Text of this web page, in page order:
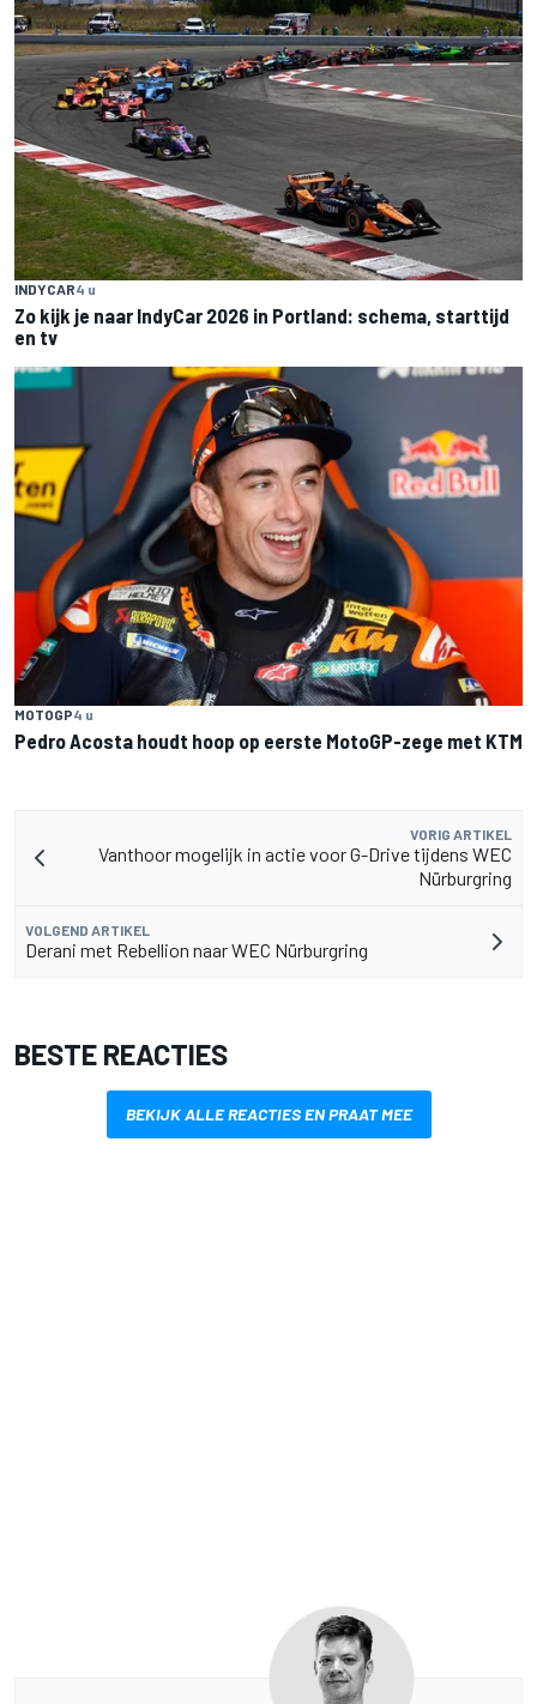
INDYCAR4 u
Zo kijk je naar IndyCar 2026 in Portland: schema, starttijd
en tv
MOTOGP4 u
Pedro Acosta houdt hoop op eerste MotoGP-zege met KTM
VORIG ARTIKEL
Vanthoor mogelijk in actie voor G-Drive tijdens WEC
Nürburgring
VOLGEND ARTIKEL
Derani met Rebellion naar WEC Nürburgring
BESTE REACTIES
BEKIJK ALLE REACTIES EN PRAAT MEE